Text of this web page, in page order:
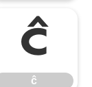
ĉ
ĉ